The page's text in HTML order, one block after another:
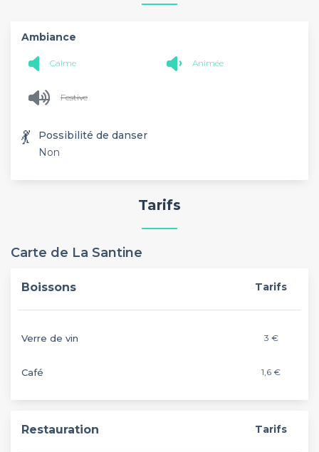
Ambiance
Calme Animée
Festive
💃
Possibilité de danser
Non
Tarifs
Carte de La Santine
Boissons Tarifs
Verre de vin 3 €
Café 1,6 €
Restauration Tarifs